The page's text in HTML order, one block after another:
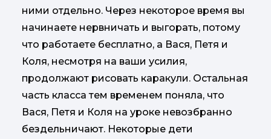
ними отдельно. Через некоторое время вы
начинаете нервничать и выгорать, потому
что работаете бесплатно, а Вася, Петя и
Коля, несмотря на ваши усилия,
продолжают рисовать каракули. Остальная
часть класса тем временем поняла, что
Вася, Петя и Коля на уроке невозбранно
бездельничают. Некоторые дети